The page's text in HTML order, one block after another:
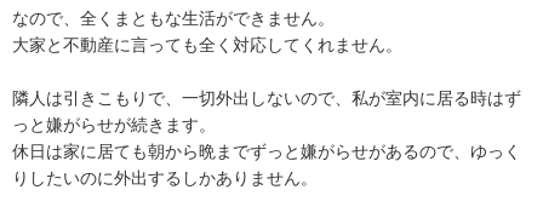
なので、全くまともな生活ができません。
大家と不動産に言っても全く対応してくれません。
隣人は引きこもりで、一切外出しないので、私が室内に居る時はず
っと嫌がらせが続きます。
休日は家に居ても朝から晩までずっと嫌がらせがあるので、ゆっく
りしたいのに外出するしかありません。